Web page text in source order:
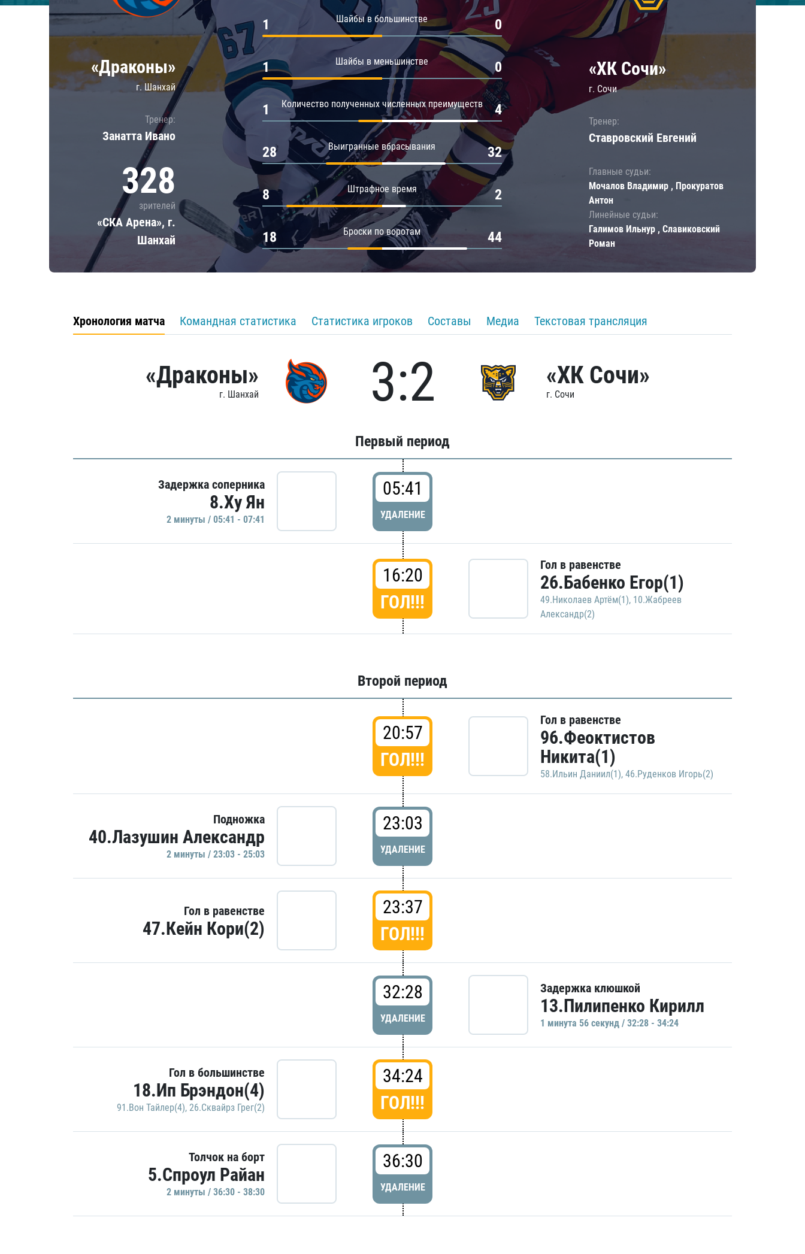
Локомотив
Шанхайские Драконы
Амур
Барыс
Салават Юлаев
«Драконы»
г. Шанхай
Тренер:
Занатта Иванo
328
зрителей
«СКА Арена», г.
Шанхай
Шайбы в большинстве
1 0
Шайбы в меньшинстве
1 0
Количество полученных численных преимуществ
1 4
Выигранные вбрасывания
28 32
Штрафное время
8 2
Броски по воротам
18 44
«ХК Сочи»
г. Сочи
Тренер:
Ставровский Евгений
Главные судьи:
Мочалов Владимир , Прокуратов
Антон
Линейные судьи:
Галимов Ильнур , Славиковский
Роман
Хронология матча Командная статистика Статистика игроков Составы Медиа Текстовая трансляция
«Драконы»
г. Шанхай 3:2 «ХК Сочи»
г. Сочи
Первый период
Задержка соперника
8.Ху Ян
2 минуты / 05:41 - 07:41
05:41
УДАЛЕНИЕ
16:20
ГОЛ!!!
Гол в равенстве
26.Бабенко Егор(1)
49.Николаев Артём(1), 10.Жабреев
Александр(2)
Второй период
20:57
ГОЛ!!!
Гол в равенстве
96.Феоктистов
Никита(1)
58.Ильин Даниил(1), 46.Руденков Игорь(2)
Подножка
40.Лазушин Александр
2 минуты / 23:03 - 25:03
23:03
УДАЛЕНИЕ
Гол в равенстве
47.Кейн Кори(2)
23:37
ГОЛ!!!
32:28
УДАЛЕНИЕ
Задержка клюшкой
13.Пилипенко Кирилл
1 минутa 56 секунд / 32:28 - 34:24
Гол в большинстве
18.Ип Брэндон(4)
91.Вон Тайлер(4), 26.Сквайрз Грег(2)
34:24
ГОЛ!!!
Толчок на борт
5.Спроул Райан
2 минуты / 36:30 - 38:30
36:30
УДАЛЕНИЕ